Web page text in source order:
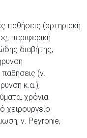
παθήσεις (αρτηριακή
περιφερική
διαβήτης,
(ν.
κ.α.),
χρόνια
χειρουργείο
ν. Peyronie,